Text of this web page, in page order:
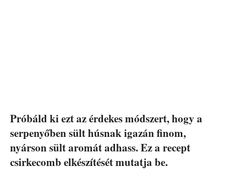
Próbáld ki ezt az érdekes módszert, hogy a
serpenyőben sült húsnak igazán finom,
nyárson sült aromát adhass. Ez a recept
csirkecomb elkészítését mutatja be.